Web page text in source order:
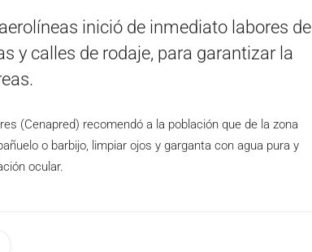
inició de inmediato labores de
y calles de rodaje, para garantizar la
(Cenapred) recomendó a la población que de la zona
o barbijo, limpiar ojos y garganta con agua pura y
ocular.